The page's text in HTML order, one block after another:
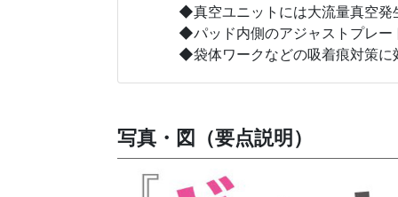
◆真空ユニットには大流量真空発生
◆パッド内側のアジャストプレート
◆袋体ワークなどの吸着痕対策に
写真・図（要点説明）